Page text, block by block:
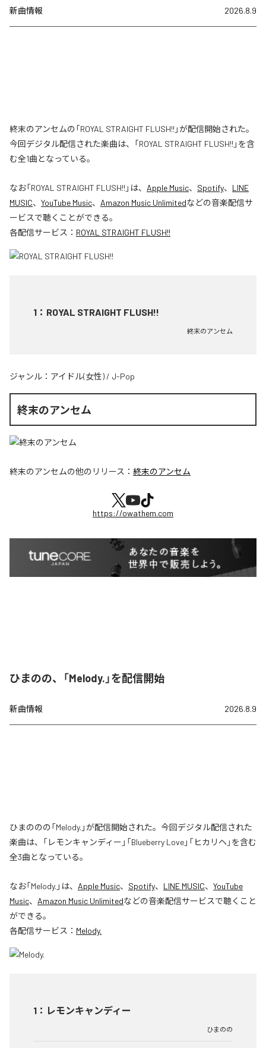
新曲情報 2026.8.9
終末のアンセムの「ROYAL STRAIGHT FLUSH!!」が配信開始された。
今回デジタル配信された楽曲は、「ROYAL STRAIGHT FLUSH!!」を含
む全1曲となっている。
なお「ROYAL STRAIGHT FLUSH!! 」は、 Apple Music、 Spotify、 LINE
MUSIC、 YouTube Music、 Amazon Music Unlimitedなどの音楽配信サ
ービスで聴くことができる。
各配信サービス： ROYAL STRAIGHT FLUSH!!
1 ： ROYAL STRAIGHT FLUSH!!
終末のアンセム
ジャンル： アイドル(女性) / J-Pop
終末のアンセム
終末のアンセムの他のリリース： 終末のアンセム
https://owathem.com
ひまのの、「Melody.」を配信開始
新曲情報 2026.8.9
ひまののの「Melody.」が配信開始された。今回デジタル配信された
楽曲は、「レモンキャンディー」「Blueberry Love」「ヒカリヘ」を含む
全3曲となっている。
なお「Melody. 」は、 Apple Music、 Spotify、 LINE MUSIC、 YouTube
Music、 Amazon Music Unlimitedなどの音楽配信サービスで聴くこと
ができる。
各配信サービス： Melody.
1 ： レモンキャンディー
ひまのの